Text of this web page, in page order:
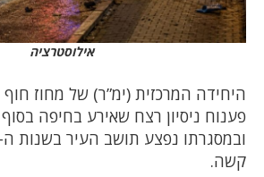
אילוסטרציה
היחידה המרכזית (ימ”ר) של מחוז
פענוח ניסיון רצח שאירע בחיפה
קשה.